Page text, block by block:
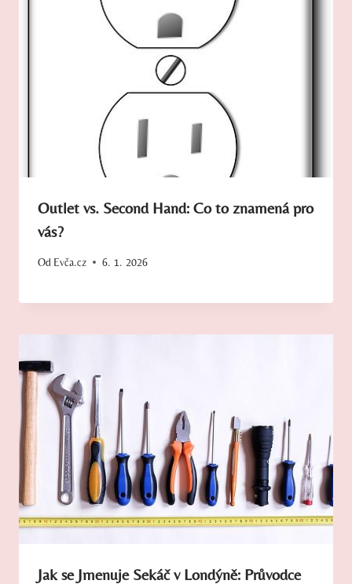
Outlet vs. Second Hand: Co to znamená pro
vás?
Od Evča.cz 6. 1. 2026
Jak se Jmenuje Sekáč v Londýně: Průvodce